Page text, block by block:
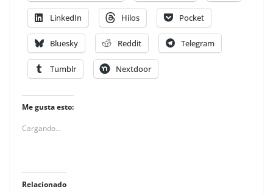
LinkedIn Hilos Pocket
Bluesky Reddit Telegram
Tumblr Nextdoor
Me gusta esto:
Cargando...
Relacionado